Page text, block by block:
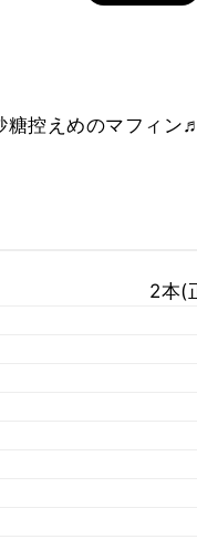
糖控えめのマフィン
2本(